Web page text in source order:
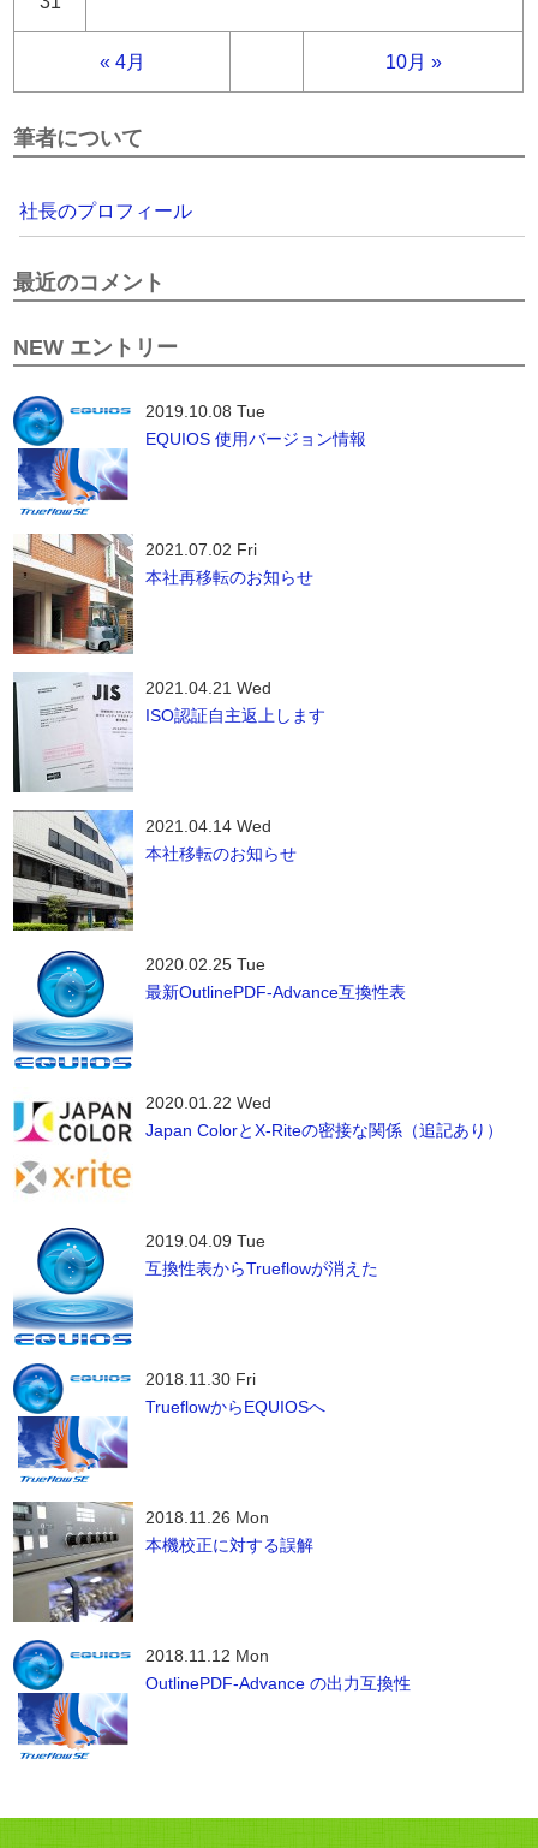
« 4月 10月 »
筆者について
社長のプロフィール
最近のコメント
NEW エントリー
2019.10.08 Tue
EQUIOS 使用バージョン情報
2021.07.02 Fri
本社再移転のお知らせ
2021.04.21 Wed
ISO認証自主返上します
2021.04.14 Wed
本社移転のお知らせ
2020.02.25 Tue
最新OutlinePDF-Advance互換性表
2020.01.22 Wed
Japan ColorとX-Riteの密接な関係（追記あり）
2019.04.09 Tue
互換性表からTrueflowが消えた
2018.11.30 Fri
TrueflowからEQUIOSへ
2018.11.26 Mon
本機校正に対する誤解
2018.11.12 Mon
OutlinePDF-Advance の出力互換性